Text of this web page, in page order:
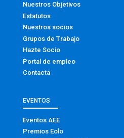
Nuestros Objetivos
Estatutos
Nuestros socios
Grupos de Trabajo
Hazte Socio
Portal de empleo
Contacta
EVENTOS
Eventos AEE
Premios Eolo